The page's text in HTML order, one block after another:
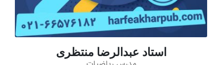
استاد عبدالرضا منتظری